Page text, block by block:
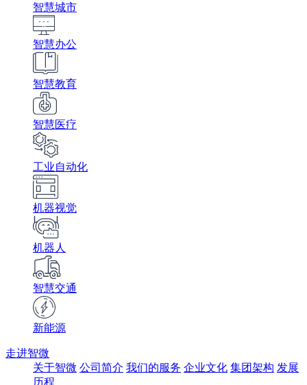
智慧城市
智慧办公
智慧教育
智慧医疗
工业自动化
机器视觉
机器人
智慧交通
新能源
走进智微
关于智微 公司简介 我们的服务 企业文化 集团架构 发展
历程